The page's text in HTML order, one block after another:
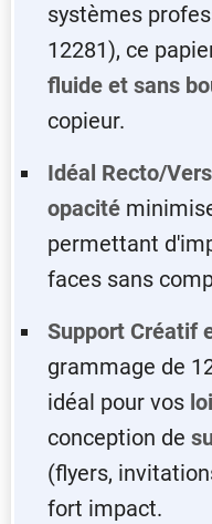
systèmes
12281), ce
fluide et sans
copieur.
Idéal Recto/
opacité
permettant
faces sans
Support Créatif
grammage de
idéal pour vos
conception de
(flyers,
fort impact.